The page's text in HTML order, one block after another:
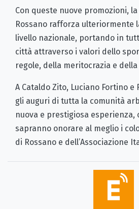
Con queste nuove promozioni, la
Rossano rafforza ulteriormente
livello nazionale, portando in
città attraverso i valori dello
regole, della meritocrazia e
A Cataldo Zito, Luciano Fortino e
gli auguri di tutta la comunità
nuova e prestigiosa esperienza,
sapranno onorare al meglio i
di Rossano e dell’Associazione